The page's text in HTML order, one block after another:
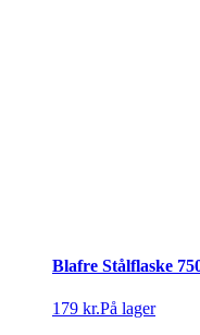
Blafre Stålflaske
179 kr.På lager